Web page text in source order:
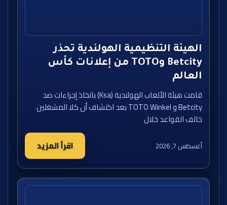
الهيئة التنظيمية الهولندية تحذر
Betcity وTOTO من إعلانات كأس
العالم
قامت هيئة الألعاب الهولندية (Ksa) باتخاذ إجراءات ضد
Betcity و TOTO Winkel بعد اكتشاف أن كلا المشغلين
خالف القواعد خلال
أغسطس 7, 2026 اقرأ المزيد